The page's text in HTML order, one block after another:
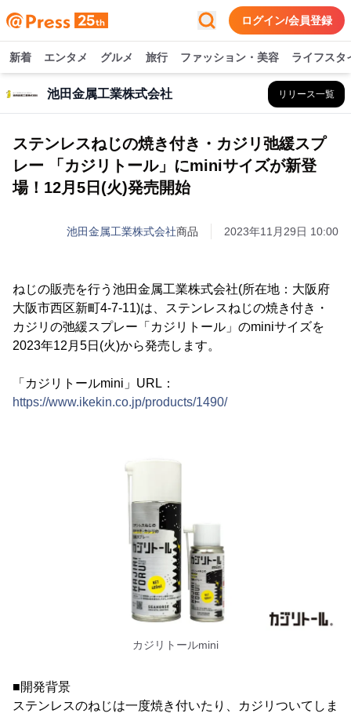
ログイン/会員登録
新着 エンタメ グルメ 旅行 ファッション・美容 ライフスタ
池田金属工業株式会社 リリース一覧
ステンレスねじの焼き付き・カジリ弛緩スプ
レー 「カジリトール」にminiサイズが新登
場！12月5日(火)発売開始
池田金属工業株式会社商品 2023年11月29日 10:00
ねじの販売を行う池田金属工業株式会社(所在地：大阪府
大阪市西区新町4-7-11)は、ステンレスねじの焼き付き・
カジリの弛緩スプレー「カジリトール」のminiサイズを
2023年12月5日(火)から発売します。
「カジリトールmini」URL：
https://www.ikekin.co.jp/products/1490/
カジリトールmini
■開発背景
ステンレスのねじは一度焼き付いたり、カジリついてしま